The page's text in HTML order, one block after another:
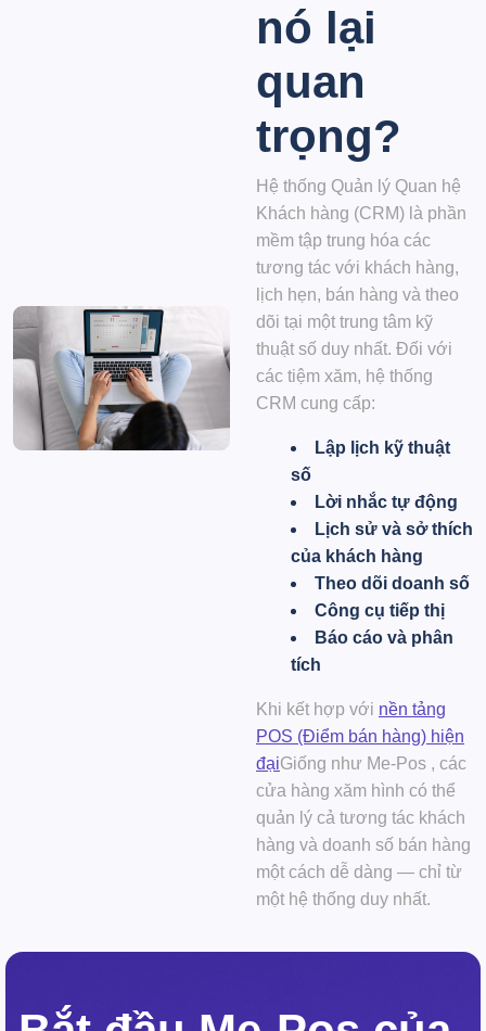
nó lại
quan
trọng?
Hệ thống Quản lý Quan hệ
Khách hàng (CRM) là phần
mềm tập trung hóa các
tương tác với khách hàng,
lịch hẹn, bán hàng và theo
dõi tại một trung tâm kỹ
thuật số duy nhất. Đối với
các tiệm xăm, hệ thống
CRM cung cấp:
Lập lịch kỹ thuật
số
Lời nhắc tự động
Lịch sử và sở thích
của khách hàng
Theo dõi doanh số
Công cụ tiếp thị
Báo cáo và phân
tích
Khi kết hợp với nền tảng
POS (Điểm bán hàng) hiện
đạiGiống như Me-Pos , các
cửa hàng xăm hình có thể
quản lý cả tương tác khách
hàng và doanh số bán hàng
một cách dễ dàng — chỉ từ
một hệ thống duy nhất.